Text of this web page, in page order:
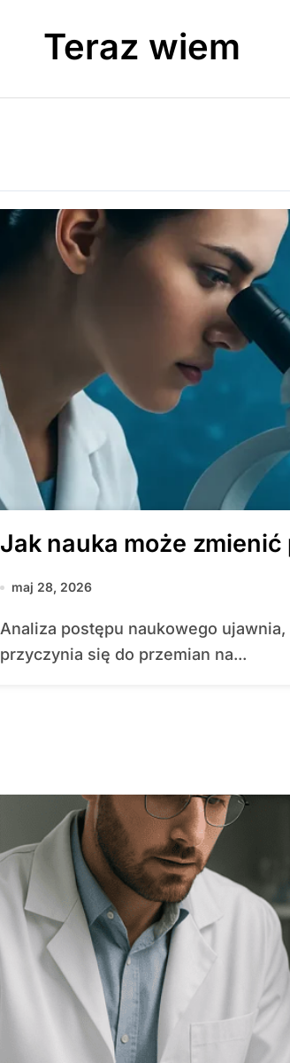
Teraz wiem
Jak nauka może
maj 28, 2026
Analiza postępu naukowego ujawnia, że każdy kolejny przełom w badaniach
przyczynia się do przemian na...